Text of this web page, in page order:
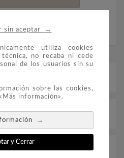
sin aceptar →
utiliza cookies
no recaba ni cede
de los usuarios sin su
sobre las cookies,
información».
→
y Cerrar
del producto
Bloque de toda Europa,